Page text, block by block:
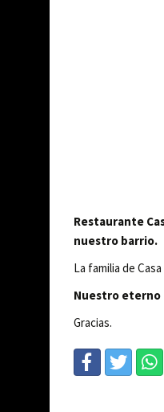
Restaurante
nuestro barrio.
La familia de
Nuestro eterno
Gracias.